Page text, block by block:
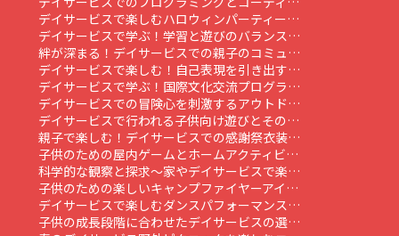
デイサービスで楽しむハロウィンパーティー…
デイサービスで学ぶ！学習と遊びのバランス…
絆が深まる！デイサービスでの親子のコミュ…
デイサービスで楽しむ！自己表現を引き出す…
デイサービスで学ぶ！国際文化交流プログラ…
デイサービスでの冒険心を刺激するアウトド…
デイサービスで行われる子供向け遊びとその…
親子で楽しむ！デイサービスでの感謝祭衣装…
子供のための屋内ゲームとホームアクティビ…
科学的な観察と探求～家やデイサービスで楽…
子供のための楽しいキャンプファイヤーアイ…
デイサービスで楽しむダンスパフォーマンス…
子供の成長段階に合わせたデイサービスの選…